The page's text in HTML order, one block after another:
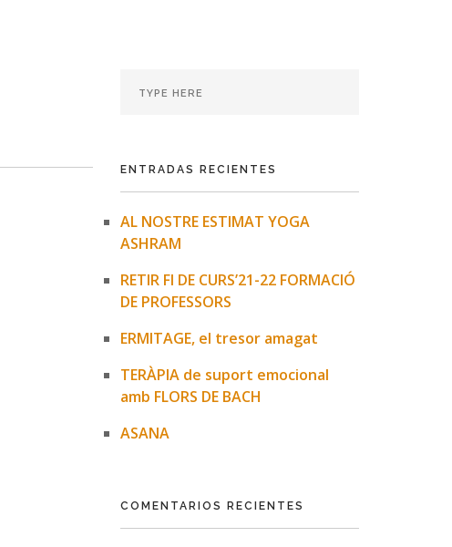
ENTRADAS RECIENTES
AL NOSTRE ESTIMAT YOGA
ASHRAM
RETIR FI DE CURS’21-22 FORMACIÓ
DE PROFESSORS
ERMITAGE, el tresor amagat
TERÀPIA de suport emocional
amb FLORS DE BACH
ASANA
COMENTARIOS RECIENTES